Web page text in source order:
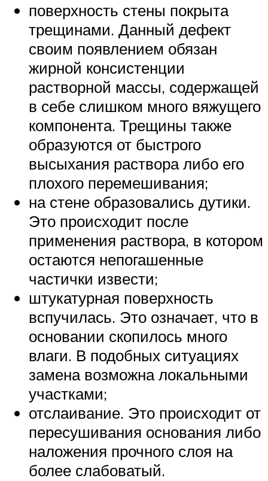
поверхность стены покрыта
трещинами. Данный дефект
своим появлением обязан
жирной консистенции
растворной массы, содержащей
в себе слишком много вяжущего
компонента. Трещины также
образуются от быстрого
высыхания раствора либо его
плохого перемешивания;
на стене образовались дутики.
Это происходит после
применения раствора, в котором
остаются непогашенные
частички извести;
штукатурная поверхность
вспучилась. Это означает, что в
основании скопилось много
влаги. В подобных ситуациях
замена возможна локальными
участками;
отслаивание. Это происходит от
пересушивания основания либо
наложения прочного слоя на
более слабоватый.